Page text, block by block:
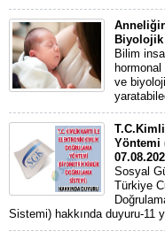
Biyolojik
Bilim
hormonal
ve
Yöntemi
Sosyal
Türkiye
Sistemi) hakkında duyuru-11